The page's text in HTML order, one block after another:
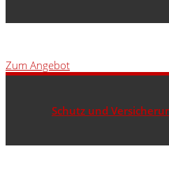
Zum Angebot
Schutz und